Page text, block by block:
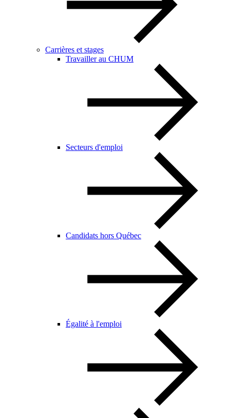
Carrières et stages
Travailler au CHUM
Secteurs d'emploi
Candidats hors Québec
Égalité à l'emploi